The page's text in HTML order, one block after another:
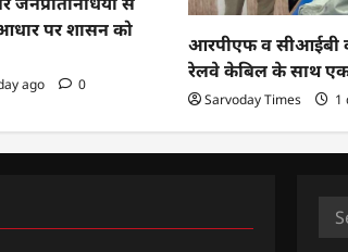
पर शासन को
ago 0
आरपीएफ व सीआईबी
रेलवे केबिल के साथ
Sarvoday Times 1